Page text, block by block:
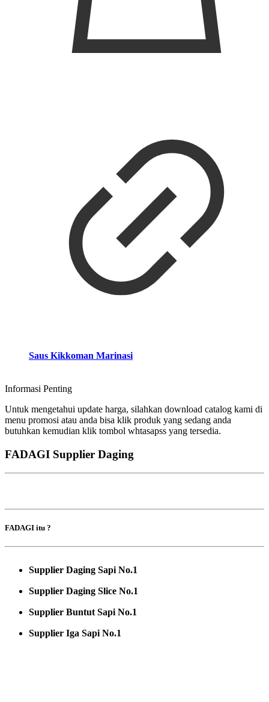
Saus Kikkoman Marinasi
Informasi Penting
Untuk mengetahui update harga, silahkan download catalog kami di
menu promosi atau anda bisa klik produk yang sedang anda
butuhkan kemudian klik tombol whtasapss yang tersedia.
FADAGI Supplier Daging
FADAGI itu ?
Supplier Daging Sapi No.1
Supplier Daging Slice No.1
Supplier Buntut Sapi No.1
Supplier Iga Sapi No.1